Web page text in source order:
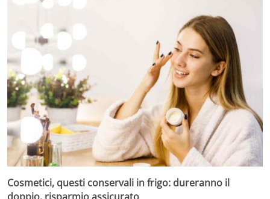
Cosmetici, questi conservali in frigo: dureranno il